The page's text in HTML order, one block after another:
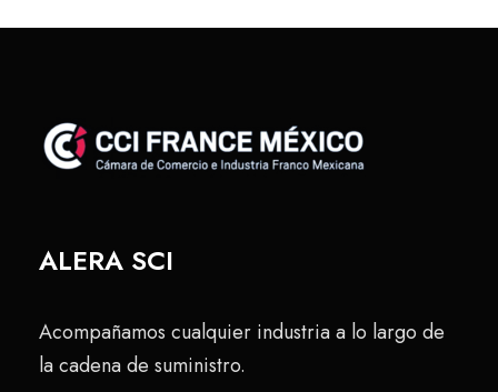
ALERA SCI
Acompañamos cualquier industria a lo largo de
la cadena de suministro.